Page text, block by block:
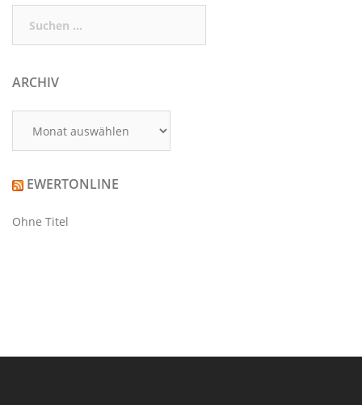
nach:
ARCHIV
EWERTONLINE
Ohne Titel